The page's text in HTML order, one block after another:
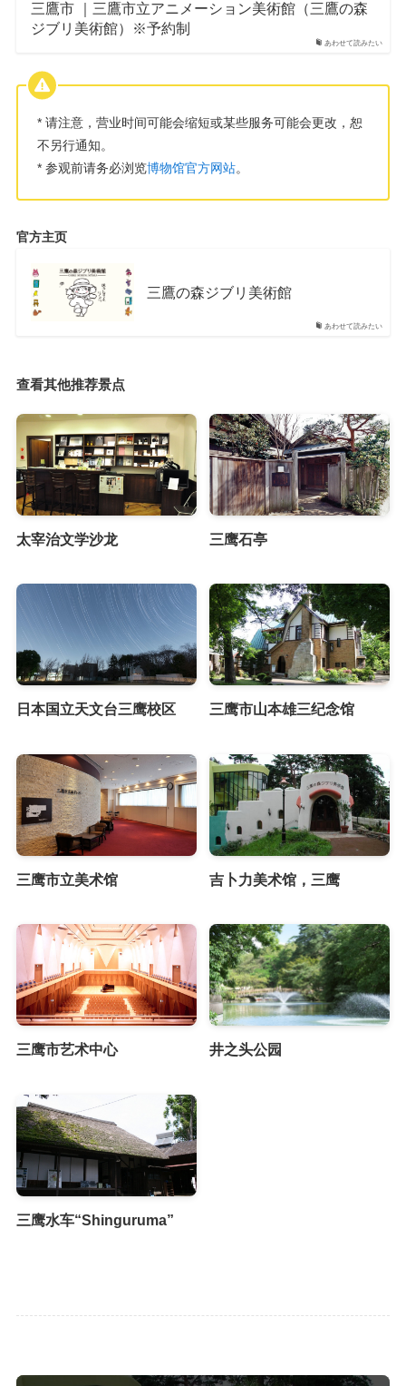
あわせて読みたい
三鷹市 ｜三鷹市立アニメーション美術館（三鷹の森
ジブリ美術館）※予約制
* 请注意，营业时间可能会缩短或某些服务可能会更改，恕
不另行通知。
* 参观前请务必浏览博物馆官方网站。
官方主页
あわせて読みたい
三鷹の森ジブリ美術館
查看其他推荐景点
太宰治文学沙龙 三鹰石亭
日本国立天文台三鹰校区 三鹰市山本雄三纪念馆
三鹰市立美术馆 吉卜力美术馆，三鹰
三鹰市艺术中心 井之头公园
三鹰水车“Shinguruma”